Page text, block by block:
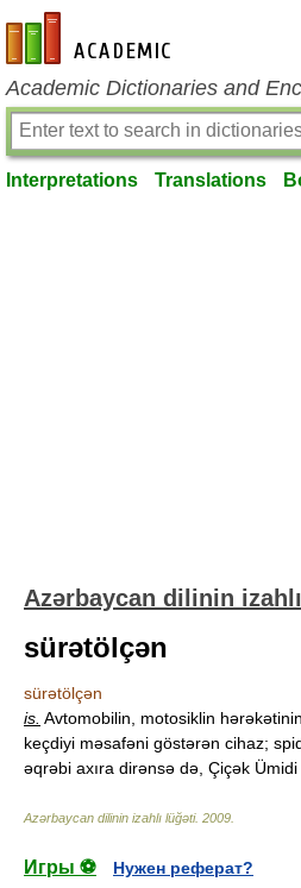
en-academic.com
Academic Dictionaries and
Interpretations Translations
Azərbaycan dilinin
sürətölçən
sürətölçən
is. Avtomobilin, motosiklin
keçdiyi məsafəni göstərən cihaz;
əqrəbi axıra dirənsə də, Çiçək Ümidi
Azərbaycan dilinin izahlı lüğəti. 2009
Игры ⚽
Нужен реферат?